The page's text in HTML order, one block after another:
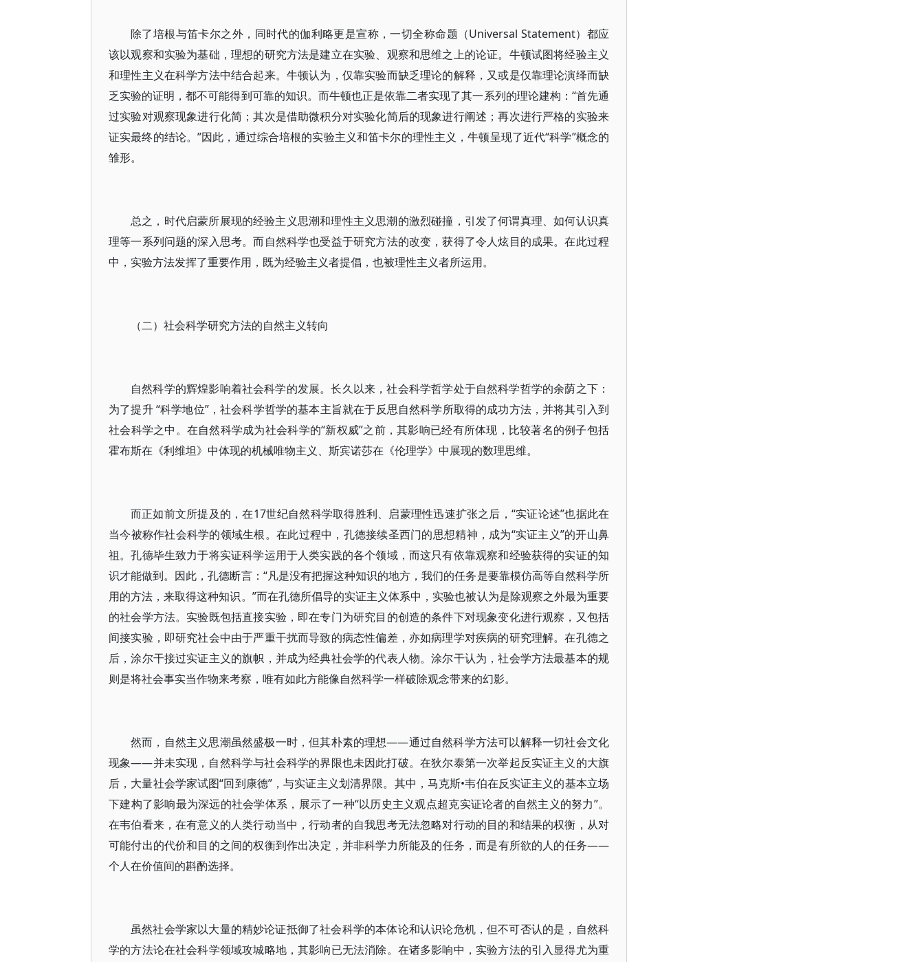
除了培根与笛卡尔之外，同时代的伽利略更是宣称，一切全称命题（Universal Statement）都应
该以观察和实验为基础，理想的研究方法是建立在实验、观察和思维之上的论证。牛顿试图将经验主义
和理性主义在科学方法中结合起来。牛顿认为，仅靠实验而缺乏理论的解释，又或是仅靠理论演绎而缺
乏实验的证明，都不可能得到可靠的知识。而牛顿也正是依靠二者实现了其一系列的理论建构：“首先通
过实验对观察现象进行化简；其次是借助微积分对实验化简后的现象进行阐述；再次进行严格的实验来
证实最终的结论。”因此，通过综合培根的实验主义和笛卡尔的理性主义，牛顿呈现了近代“科学”概念的
雏形。
总之，时代启蒙所展现的经验主义思潮和理性主义思潮的激烈碰撞，引发了何谓真理、如何认识真
理等一系列问题的深入思考。而自然科学也受益于研究方法的改变，获得了令人炫目的成果。在此过程
中，实验方法发挥了重要作用，既为经验主义者提倡，也被理性主义者所运用。
（二）社会科学研究方法的自然主义转向
自然科学的辉煌影响着社会科学的发展。长久以来，社会科学哲学处于自然科学哲学的余荫之下：
为了提升 “科学地位”，社会科学哲学的基本主旨就在于反思自然科学所取得的成功方法，并将其引入到
社会科学之中。在自然科学成为社会科学的“新权威”之前，其影响已经有所体现，比较著名的例子包括
霍布斯在《利维坦》中体现的机械唯物主义、斯宾诺莎在《伦理学》中展现的数理思维。
而正如前文所提及的，在17世纪自然科学取得胜利、启蒙理性迅速扩张之后，“实证论述”也据此在
当今被称作社会科学的领域生根。在此过程中，孔德接续圣西门的思想精神，成为“实证主义”的开山鼻
祖。孔德毕生致力于将实证科学运用于人类实践的各个领域，而这只有依靠观察和经验获得的实证的知
识才能做到。因此，孔德断言：“凡是没有把握这种知识的地方，我们的任务是要靠模仿高等自然科学所
用的方法，来取得这种知识。”而在孔德所倡导的实证主义体系中，实验也被认为是除观察之外最为重要
的社会学方法。实验既包括直接实验，即在专门为研究目的创造的条件下对现象变化进行观察，又包括
间接实验，即研究社会中由于严重干扰而导致的病态性偏差，亦如病理学对疾病的研究理解。在孔德之
后，涂尔干接过实证主义的旗帜，并成为经典社会学的代表人物。涂尔干认为，社会学方法最基本的规
则是将社会事实当作物来考察，唯有如此方能像自然科学一样破除观念带来的幻影。
然而，自然主义思潮虽然盛极一时，但其朴素的理想——通过自然科学方法可以解释一切社会文化
现象——并未实现，自然科学与社会科学的界限也未因此打破。在狄尔泰第一次举起反实证主义的大旗
后，大量社会学家试图“回到康德”，与实证主义划清界限。其中，马克斯•韦伯在反实证主义的基本立场
下建构了影响最为深远的社会学体系，展示了一种“以历史主义观点超克实证论者的自然主义的努力”。
在韦伯看来，在有意义的人类行动当中，行动者的自我思考无法忽略对行动的目的和结果的权衡，从对
可能付出的代价和目的之间的权衡到作出决定，并非科学力所能及的任务，而是有所欲的人的任务——
个人在价值间的斟酌选择。
虽然社会学家以大量的精妙论证抵御了社会科学的本体论和认识论危机，但不可否认的是，自然科
学的方法论在社会科学领域攻城略地，其影响已无法消除。在诸多影响中，实验方法的引入显得尤为重